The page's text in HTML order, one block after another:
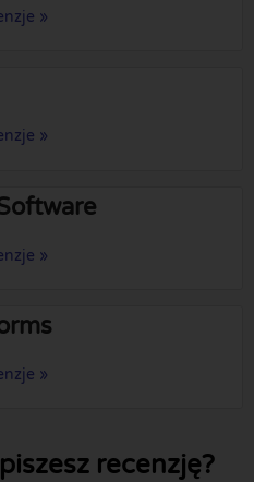
»
»
»
»
recenzję?